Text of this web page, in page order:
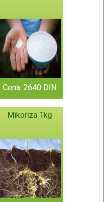
Cena: 2640 DIN
Mikoriza 1kg